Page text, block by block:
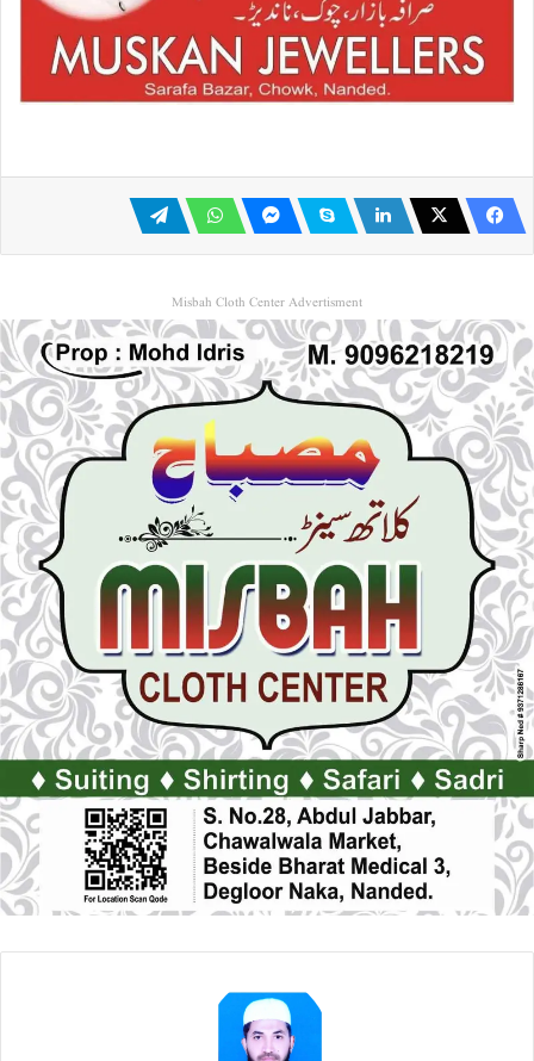
Misbah Cloth Center Advertisment